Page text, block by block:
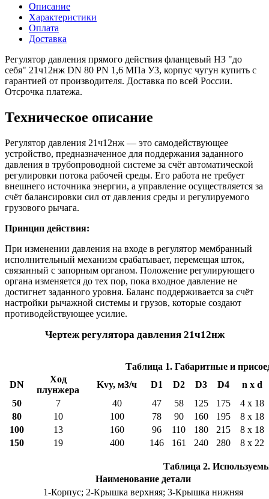
Описание
Характеристики
Оплата
Доставка
Регулятор давления прямого действия фланцевый НЗ "до
себя" 21ч12нж DN 80 PN 1,6 МПа У3, корпус чугун купить с
гарантией от производителя. Доставка по всей России.
Отсрочка платежа.
Техническое описание
Регулятор давления 21ч12нж — это самодействующее
устройство, предназначенное для поддержания заданного
давления в трубопроводной системе за счёт автоматической
регулировки потока рабочей среды. Его работа не требует
внешнего источника энергии, а управление осуществляется за
счёт балансировки сил от давления среды и регулируемого
грузового рычага.
Принцип действия:
При изменении давления на входе в регулятор мембранный
исполнительный механизм срабатывает, перемещая шток,
связанный с запорным органом. Положение регулирующего
органа изменяется до тех пор, пока входное давление не
достигнет заданного уровня. Баланс поддерживается за счёт
настройки рычажной системы и грузов, которые создают
противодействующее усилие.
Чертеж регулятора давления 21ч12нж
Таблица 1. Габаритные и
DN
Ход
плунжера
Kvy, м3/ч D1 D2 D3 D4
n x d
50
7 40 47 58 125 175
4 х 18
80
10 100 78 90 160 195
8 х 18
100
13 160 96 110 180 215
8 х 18
150
19 400 146 161 240 280 8 х 22
Таблица 2.
Наименование детали
1-Корпус; 2-Крышка верхняя; 3-Крышка нижняя